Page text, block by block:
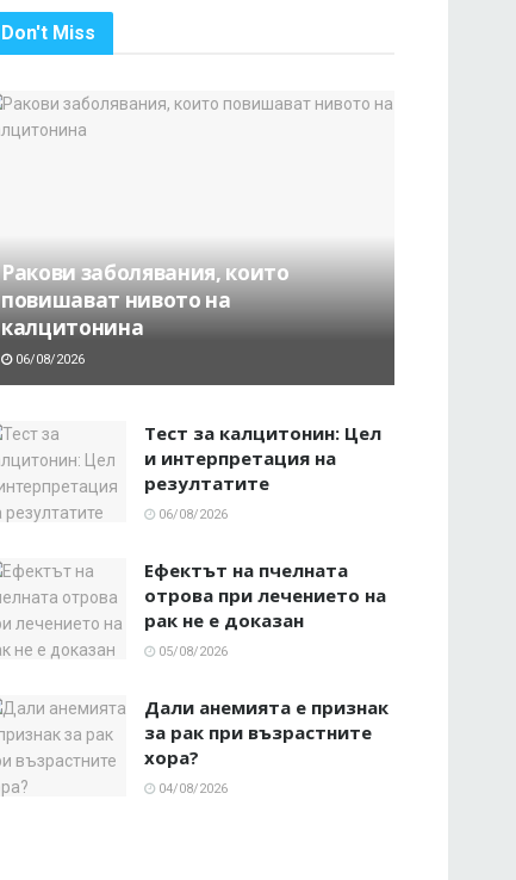
Don't Miss
Ракови заболявания, които
повишават нивото на
калцитонина
06/08/2026
Тест за калцитонин: Цел
и интерпретация на
резултатите
06/08/2026
Ефектът на пчелната
отрова при лечението на
рак не е доказан
05/08/2026
Дали анемията е признак
за рак при възрастните
хора?
04/08/2026